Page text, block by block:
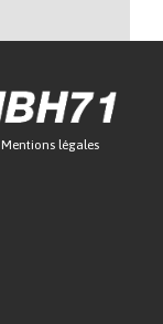
Mentions légales